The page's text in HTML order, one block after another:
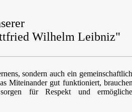
Wilhelm Leibniz"
sondern auch ein
Miteinander gut funktioniert,
für Respekt und